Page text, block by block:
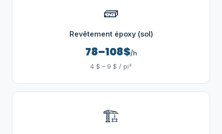
🧱
Revêtement époxy (sol)
78–108$/h
4 $ – 9 $ / pi²
🏗️